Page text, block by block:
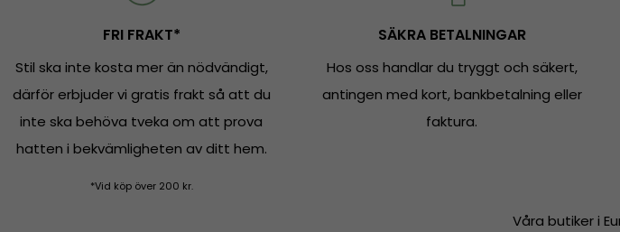
FRI FRAKT*
Stil ska inte kosta mer än nödvändigt,
därför erbjuder vi gratis frakt så att du
inte ska behöva tveka om att prova
hatten i bekvämligheten av ditt hem.
*Vid köp över 200 kr.
SÄKRA BETALNINGAR
Hos oss handlar du tryggt och säkert,
antingen med kort, bankbetalning eller
faktura.
Våra butiker i